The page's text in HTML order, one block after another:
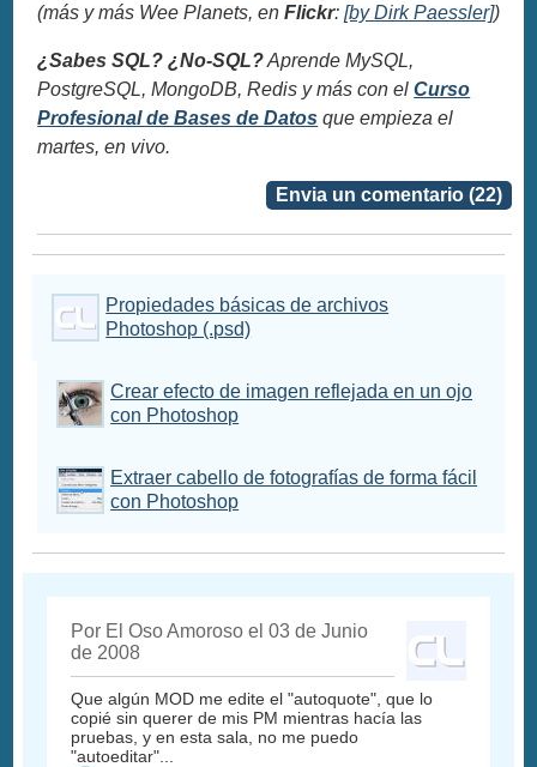
(más y más Wee Planets, enFlickr:[by Dirk Paessler])
¿Sabes SQL? ¿No-SQL?Aprende MySQL,
PostgreSQL, MongoDB, Redis y más con elCurso
Profesional de Bases de Datos que empieza el
martes, en vivo.
Envia un comentario (22)
Propiedades básicas de archivos
Photoshop (.psd)
Crear efecto de imagen reflejada en un ojo
con Photoshop
Extraer cabello de fotografías de forma fácil
con Photoshop
Por El Oso Amoroso el 03 de Junio
de 2008
Que algún MOD me edite el "autoquote", que lo
copié sin querer de mis PM mientras hacía las
pruebas, y en esta sala, no me puedo
"autoeditar"...